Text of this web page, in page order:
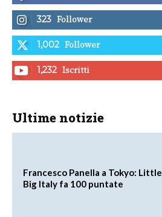
323 Follower
1,002 Follower
1,232 Iscritti
Ultime notizie
Francesco Panella a Tokyo: Little
Big Italy fa 100 puntate